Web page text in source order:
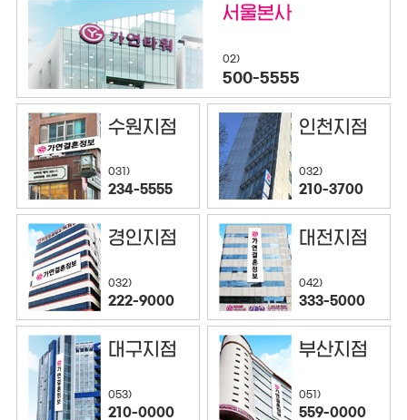
서울본사
02)
500-5555
수원지점
031)
234-5555
인천지점
032)
210-3700
경인지점
032)
222-9000
대전지점
042)
333-5000
대구지점
053)
210-0000
부산지점
051)
559-0000